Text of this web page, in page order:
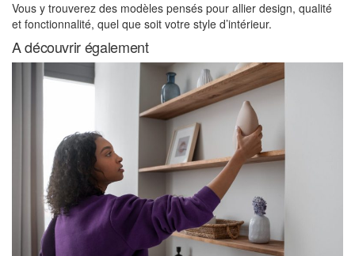
Vous y trouverez des modèles pensés pour allier design, qualité
et fonctionnalité, quel que soit votre style d’intérieur.
A découvrir également